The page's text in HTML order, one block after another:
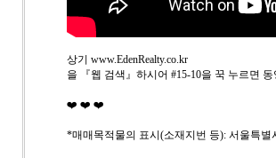
상기 www.EdenRealty.co.kr
을 『웹 검색』하시어 #15-10을 꾹 누르면
❤️ ❤️ ❤️
*매매목적물의 표시(소재지번 등): 서울특별